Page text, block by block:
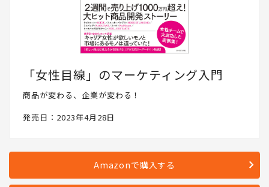
「女性目線」のマーケティング入門
商品が変わる、企業が変わる！
発売日：2023年4月28日
Amazonで購入する